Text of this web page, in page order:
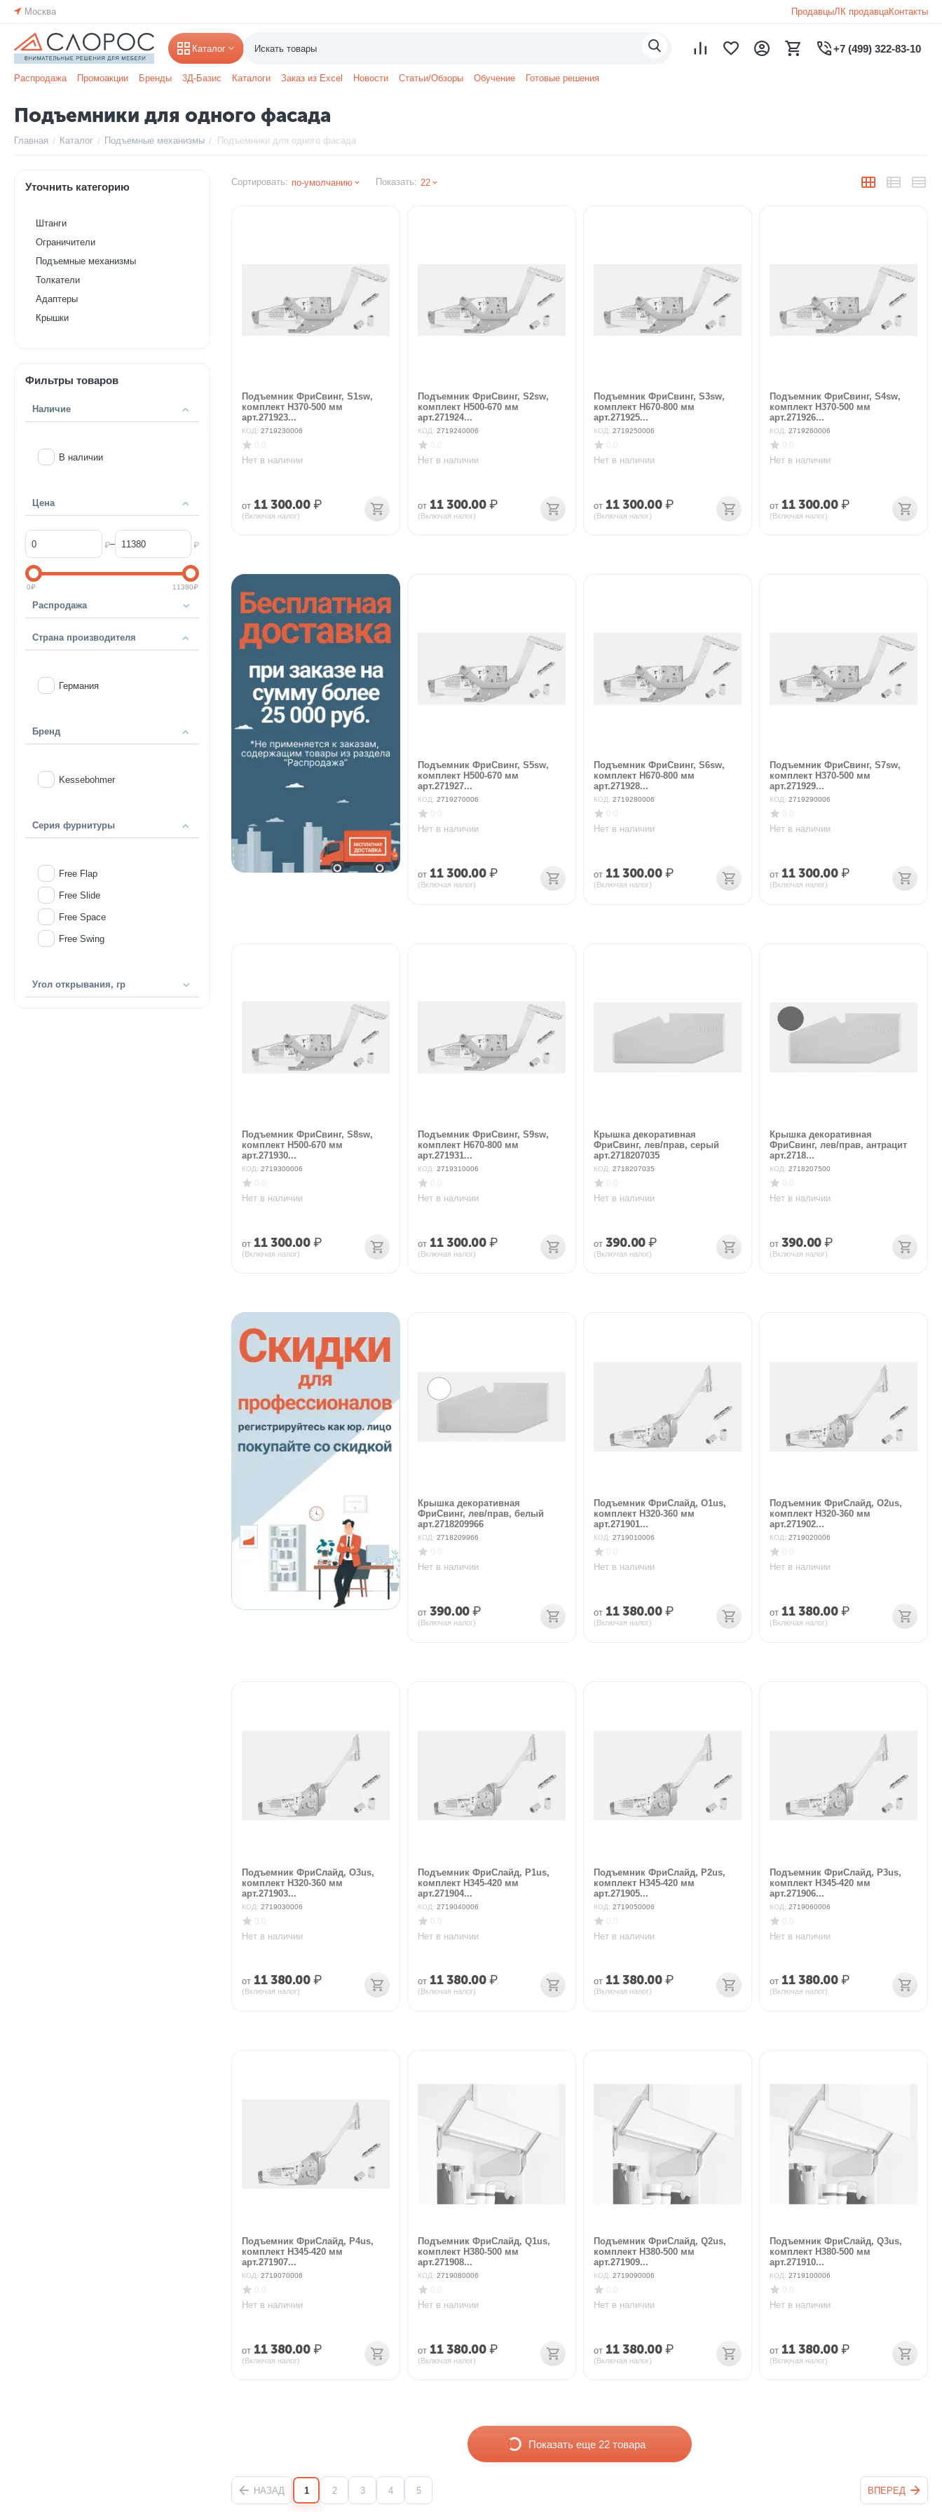
Москва ПродавцыЛК продавцаКонтакты
Каталог +7 (499) 322-83-10
Распродажа Промоакции Бренды 3Д-Базис Каталоги Заказ из Excel Новости Статьи/Обзоры Обучение Готовые решения
Подъемники для одного фасада
Главная / Каталог / Подъемные механизмы / Подъемники для одного фасада
Сортировать: по-умолчанию Показать: 22
Подъемник ФриСвинг, S1sw,
комплект H370-500 мм
арт.271923...
КОД: 2719230006
Нет в наличии
от 11 300.00₽
(Включая налог)
Подъемник ФриСвинг, S2sw,
комплект H500-670 мм
арт.271924...
КОД: 2719240006
Нет в наличии
от 11 300.00₽
(Включая налог)
Подъемник ФриСвинг, S3sw,
комплект H670-800 мм
арт.271925...
КОД: 2719250006
Нет в наличии
от 11 300.00₽
(Включая налог)
Подъемник ФриСвинг, S4sw,
комплект H370-500 мм
арт.271926...
КОД: 2719260006
Нет в наличии
от 11 300.00₽
(Включая налог)
Подъемник ФриСвинг, S5sw,
комплект H500-670 мм
арт.271927...
КОД: 2719270006
Нет в наличии
от 11 300.00₽
(Включая налог)
Подъемник ФриСвинг, S6sw,
комплект H670-800 мм
арт.271928...
КОД: 2719280006
Нет в наличии
от 11 300.00₽
(Включая налог)
Подъемник ФриСвинг, S7sw,
комплект H370-500 мм
арт.271929...
КОД: 2719290006
Нет в наличии
от 11 300.00₽
(Включая налог)
Подъемник ФриСвинг, S8sw,
комплект H500-670 мм
арт.271930...
КОД: 2719300006
Нет в наличии
от 11 300.00₽
(Включая налог)
Подъемник ФриСвинг, S9sw,
комплект H670-800 мм
арт.271931...
КОД: 2719310006
Нет в наличии
от 11 300.00₽
(Включая налог)
Крышка декоративная
ФриСвинг, лев/прав, серый
арт.2718207035
КОД: 2718207035
Нет в наличии
от 390.00₽
(Включая налог)
Крышка декоративная
ФриСвинг, лев/прав, антрацит
арт.2718...
КОД: 2718207500
Нет в наличии
от 390.00₽
(Включая налог)
Крышка декоративная
ФриСвинг, лев/прав, белый
арт.2718209966
КОД: 2718209966
Нет в наличии
от 390.00₽
(Включая налог)
Подъемник ФриСлайд, O1us,
комплект H320-360 мм
арт.271901...
КОД: 2719010006
Нет в наличии
от 11 380.00₽
(Включая налог)
Подъемник ФриСлайд, O2us,
комплект H320-360 мм
арт.271902...
КОД: 2719020006
Нет в наличии
от 11 380.00₽
(Включая налог)
Подъемник ФриСлайд, O3us,
комплект H320-360 мм
арт.271903...
КОД: 2719030006
Нет в наличии
от 11 380.00₽
(Включая налог)
Подъемник ФриСлайд, P1us,
комплект H345-420 мм
арт.271904...
КОД: 2719040006
Нет в наличии
от 11 380.00₽
(Включая налог)
Подъемник ФриСлайд, P2us,
комплект H345-420 мм
арт.271905...
КОД: 2719050006
Нет в наличии
от 11 380.00₽
(Включая налог)
Подъемник ФриСлайд, P3us,
комплект H345-420 мм
арт.271906...
КОД: 2719060006
Нет в наличии
от 11 380.00₽
(Включая налог)
Подъемник ФриСлайд, P4us,
комплект H345-420 мм
арт.271907...
КОД: 2719070006
Нет в наличии
от 11 380.00₽
(Включая налог)
Подъемник ФриСлайд, Q1us,
комплект H380-500 мм
арт.271908...
КОД: 2719080006
Нет в наличии
от 11 380.00₽
(Включая налог)
Подъемник ФриСлайд, Q2us,
комплект H380-500 мм
арт.271909...
КОД: 2719090006
Нет в наличии
от 11 380.00₽
(Включая налог)
Подъемник ФриСлайд, Q3us,
комплект H380-500 мм
арт.271910...
КОД: 2719100006
Нет в наличии
от 11 380.00₽
(Включая налог)
Показать еще 22 товара
НАЗАД 1 2 3 4 5 ВПЕРЕД
Уточнить категорию
Штанги
Ограничители
Подъемные механизмы
Толкатели
Адаптеры
Крышки
Фильтры товаров
Наличие
В наличии
Цена
₽– ₽
0₽ 11380₽
Распродажа
Страна производителя
Германия
Бренд
Kessebohmer
Серия фурнитуры
Free Flap
Free Slide
Free Space
Free Swing
Угол открывания, гр